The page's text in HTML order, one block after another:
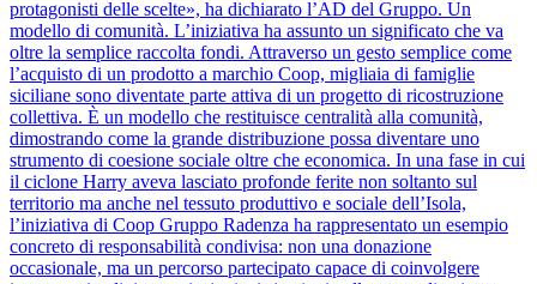
protagonisti delle scelte», ha dichiarato l’AD del Gruppo. Un
modello di comunità. L’iniziativa ha assunto un significato che va
oltre la semplice raccolta fondi. Attraverso un gesto semplice come
l’acquisto di un prodotto a marchio Coop, migliaia di famiglie
siciliane sono diventate parte attiva di un progetto di ricostruzione
collettiva. È un modello che restituisce centralità alla comunità,
dimostrando come la grande distribuzione possa diventare uno
strumento di coesione sociale oltre che economica. In una fase in cui
il ciclone Harry aveva lasciato profonde ferite non soltanto sul
territorio ma anche nel tessuto produttivo e sociale dell’Isola,
l’iniziativa di Coop Gruppo Radenza ha rappresentato un esempio
concreto di responsabilità condivisa: non una donazione
occasionale, ma un percorso partecipato capace di coinvolgere